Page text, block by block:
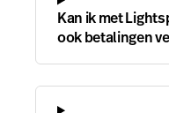
Kan ik met
ook betalingen